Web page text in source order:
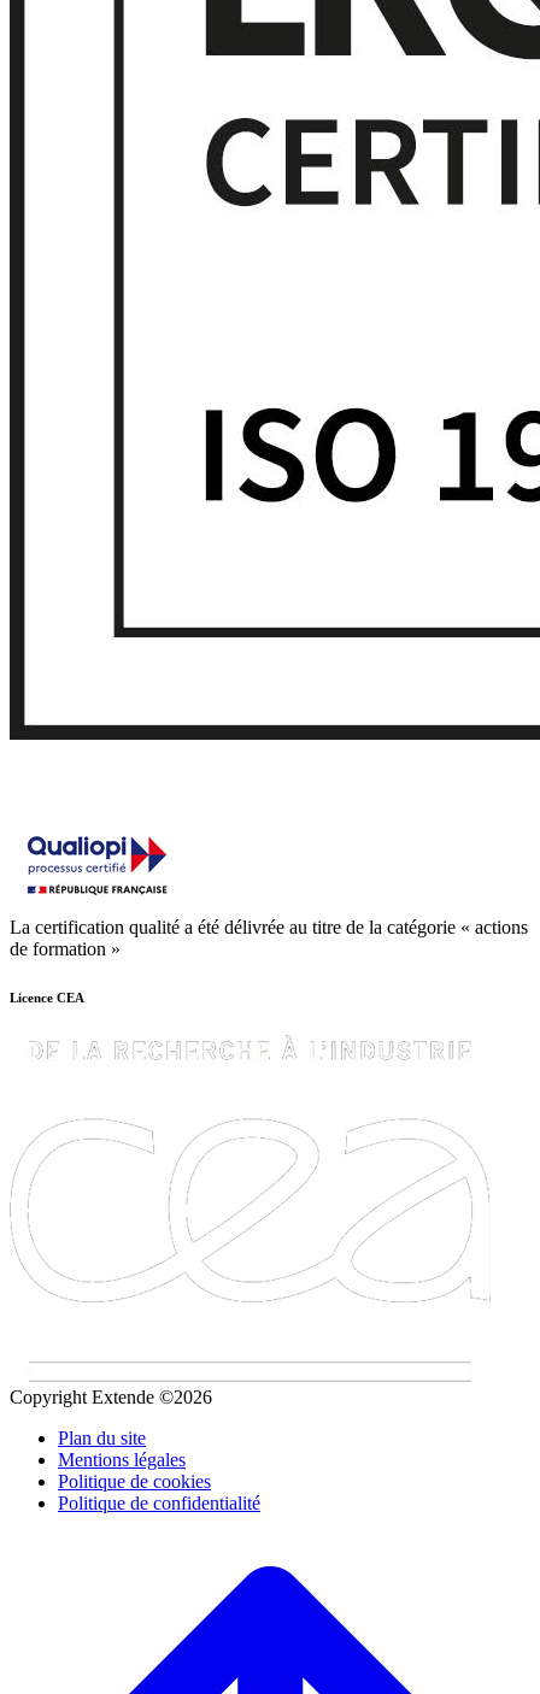
La certification qualité a été délivrée au titre de la catégorie « actions
de formation »
Licence CEA
Copyright Extende ©2026
Plan du site
Mentions légales
Politique de cookies
Politique de confidentialité